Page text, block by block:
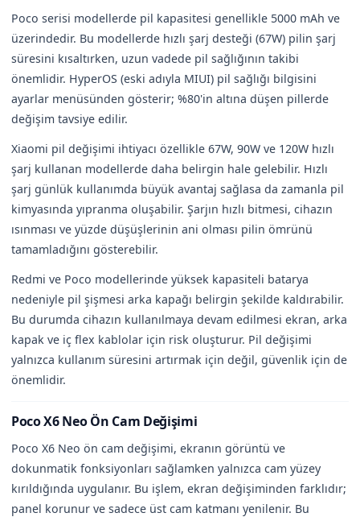
Poco serisi modellerde pil kapasitesi genellikle 5000 mAh ve
üzerindedir. Bu modellerde hızlı şarj desteği (67W) pilin şarj
süresini kısaltırken, uzun vadede pil sağlığının takibi
önemlidir. HyperOS (eski adıyla MIUI) pil sağlığı bilgisini
ayarlar menüsünden gösterir; %80'in altına düşen pillerde
değişim tavsiye edilir.
Xiaomi pil değişimi ihtiyacı özellikle 67W, 90W ve 120W hızlı
şarj kullanan modellerde daha belirgin hale gelebilir. Hızlı
şarj günlük kullanımda büyük avantaj sağlasa da zamanla pil
kimyasında yıpranma oluşabilir. Şarjın hızlı bitmesi, cihazın
ısınması ve yüzde düşüşlerinin ani olması pilin ömrünü
tamamladığını gösterebilir.
Redmi ve Poco modellerinde yüksek kapasiteli batarya
nedeniyle pil şişmesi arka kapağı belirgin şekilde kaldırabilir.
Bu durumda cihazın kullanılmaya devam edilmesi ekran, arka
kapak ve iç flex kablolar için risk oluşturur. Pil değişimi
yalnızca kullanım süresini artırmak için değil, güvenlik için de
önemlidir.
Poco X6 Neo Ön Cam Değişimi
Poco X6 Neo ön cam değişimi, ekranın görüntü ve
dokunmatik fonksiyonları sağlamken yalnızca cam yüzey
kırıldığında uygulanır. Bu işlem, ekran değişiminden farklıdır;
panel korunur ve sadece üst cam katmanı yenilenir. Bu